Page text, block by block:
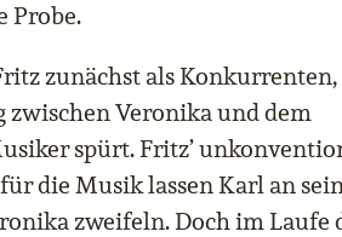
Probe.
zunächst als Konkurrenten,
zwischen Veronika und dem
spürt. Fritz’
die Musik lassen Karl an
zweifeln. Doch im Laufe